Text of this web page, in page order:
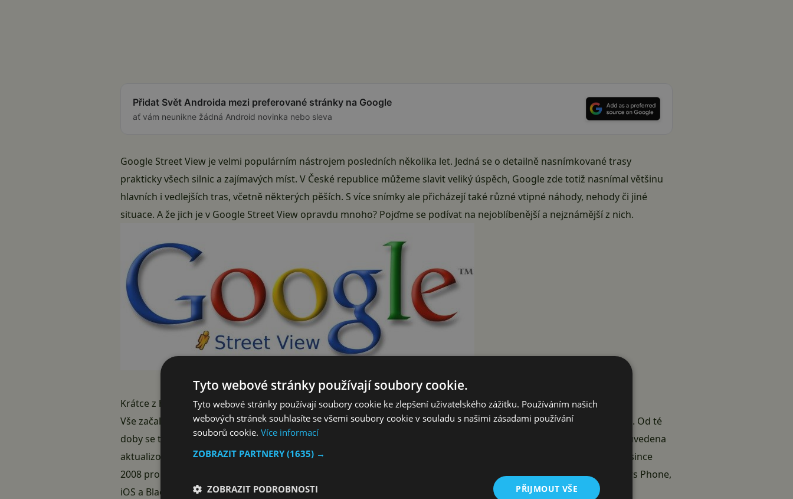
Přidat Svět Androida mezi preferované stránky na Google
ať vám neunikne žádná Android novinka nebo sleva
Google Street View je velmi populárním nástrojem posledních několika let. Jedná se o detailně nasnímkované trasy
prakticky všech silnic a zajímavých míst. V České republice můžeme slavit veliký úspěch, Google zde totiž nasnímal většinu
hlavních i vedlejších tras, včetně některých pěších. S více snímky ale přicházejí také různé vtipné náhody, nehody či jiné
situace. A že jich je v Google Street View opravdu mnoho? Pojďme se podívat na nejoblíbenější a nejznámější z nich.
Krátce z historie
Vše začalo 25. května roku 2007, kdy bylo oficiálně představeno Google Street View v několika amerických městech. Od té
doby se tato služba rozrostla až do nevídané velikosti. Další rozmach následoval 21. listopadu roku 2008, kdy byla uvedena
aktualizovaná verze aplikace Mapy pro systém od Applu – iOS. Následovalo rozšíření i pro další platformy – 10. prosince
2008 pro systém od Nokie, tedy Symbian. V dnešní době obsahují tuto služby veškeré platformy – Android, Windows Phone,
iOS a Blackberry.
Tyto webové stránky používají soubory cookie.
Tyto webové stránky používají soubory cookie ke zlepšení uživatelského zážitku. Používáním našich
webových stránek souhlasíte se všemi soubory cookie v souladu s našimi zásadami používání
souborů cookie. Více informací
ZOBRAZIT PARTNERY(1635) →
PŘIJMOUT VŠE
ZOBRAZIT PODROBNOSTI